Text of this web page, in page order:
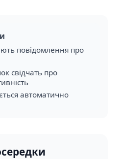
повідомлення про
свідчать про
автоматично